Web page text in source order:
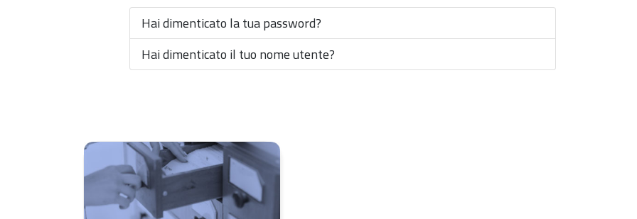
Hai dimenticato la tua password?
Hai dimenticato il tuo nome utente?